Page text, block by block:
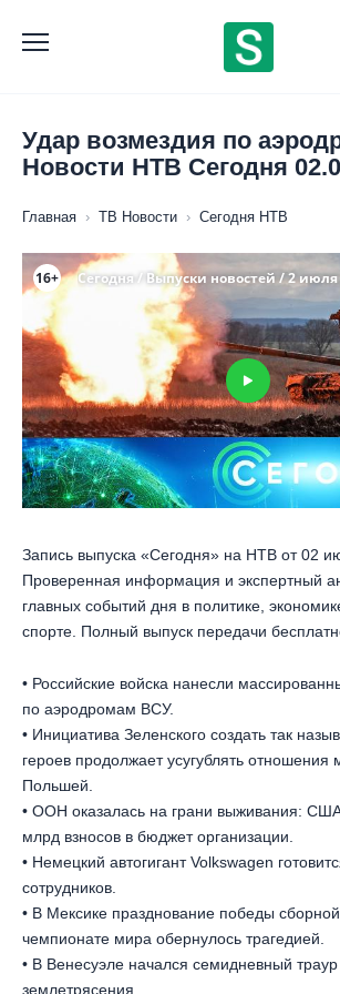
содержанию
Удар возмездия по
Новости НТВ Сегодня
Главная › ТВ Новости › Сегодня НТВ
Запись выпуска «Сегодня» на НТВ от 02
Проверенная информация и экспертный
главных событий дня в политике,
спорте. Полный выпуск передачи
• Российские войска нанесли
по аэродромам ВСУ.
• Инициатива Зеленского создать так
героев продолжает усугублять отношения
Польшей.
• ООН оказалась на грани выживания:
млрд взносов в бюджет организации.
• Немецкий автогигант Volkswagen
сотрудников.
• В Мексике празднование победы
чемпионате мира обернулось трагедией.
• В Венесуэле начался семидневный
землетрясения.